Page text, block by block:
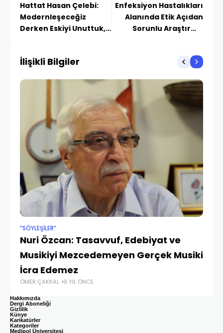
Hattat Hasan Çelebi:
Modernleşeceğiz
Derken Eskiyi Unuttuk,
Kaldık
Enfeksiyon Hastalıkları
Alanında Etik Açıdan
Sorunlu Araştırma
İlişikli Bilgiler
”SÖYLEŞILER”
Nuri Özcan: Tasavvuf, Edebiyat ve
Musikiyi Mezcedemeyen Gerçek Musiki
İcra Edemez
ÖMER ÇAKKAL 9 YIL ÖNCE
Hakkımızda
Dergi Aboneliği
Gizlilik
Künye
Karikatürler
Kategoriler
Medipol Üniversitesi